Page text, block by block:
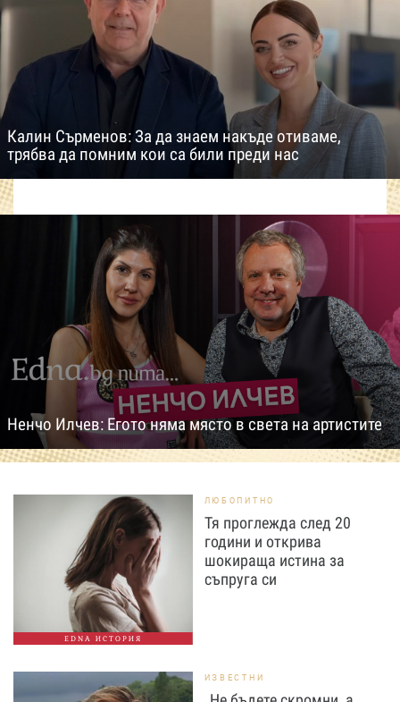
Калин Сърменов: За да знаем накъде отиваме,
трябва да помним кои са били преди нас
Ненчо Илчев: Егото няма място в света на артистите
EDNA ИСТОРИЯ
ЛЮБОПИТНО
Тя проглежда след 20
години и открива
шокираща истина за
съпруга си
ИЗВЕСТНИ